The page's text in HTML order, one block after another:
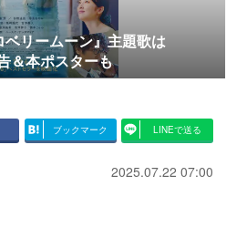
リームーン』主題歌は
本ポスターも
ブックマーク LINEで送る
2025.07.22 07:00